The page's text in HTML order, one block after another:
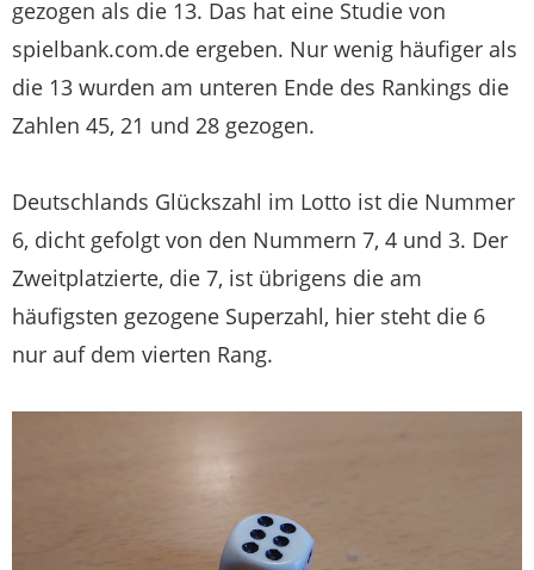
gezogen als die 13. Das hat eine Studie von
spielbank.com.de ergeben. Nur wenig häufiger als
die 13 wurden am unteren Ende des Rankings die
Zahlen 45, 21 und 28 gezogen.
Deutschlands Glückszahl im Lotto ist die Nummer
6, dicht gefolgt von den Nummern 7, 4 und 3. Der
Zweitplatzierte, die 7, ist übrigens die am
häufigsten gezogene Superzahl, hier steht die 6
nur auf dem vierten Rang.